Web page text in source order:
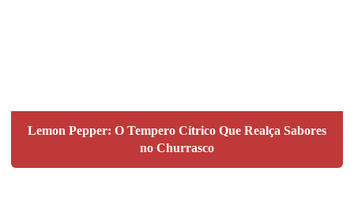
Lemon Pepper: O Tempero Cítrico Que Realça Sabores
no Churrasco